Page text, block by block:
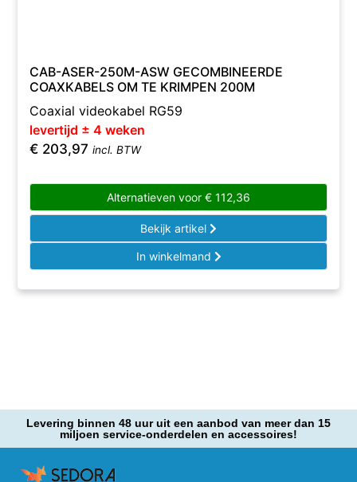
CAB-ASER-250M-ASW GECOMBINEERDE
COAXKABELS OM TE KRIMPEN 200M
Coaxial videokabel RG59
levertijd ± 4 weken
€ 203,97 incl. BTW
Alternatieven voor € 112,36
Bekijk artikel
In winkelmand
Levering binnen 48 uur uit een aanbod van meer dan 15
miljoen service-onderdelen en accessoires!